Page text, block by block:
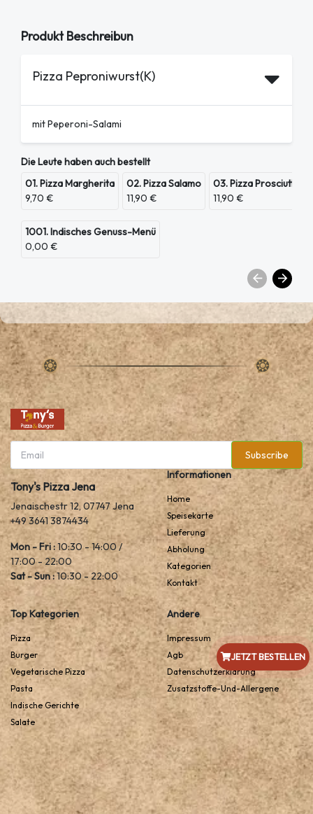
Produkt Beschreibun
Pizza Peproniwurst(K)
mit Peperoni-Salami
Die Leute haben auch bestellt
01. Pizza Margherita
9,70 €
02. Pizza Salamo
11,90 €
03. Pizza Prosciutto
11,90 €
1001. Indisches Genuss-Menü
0,00 €
Subscribe
Tony's Pizza Jena
Jenaischestr 12, 07747 Jena
+49 3641 3874434
Mon - Fri :10:30 - 14:00 /
17:00 - 22:00
Sat - Sun :10:30 - 22:00
Informationen
Home
Speisekarte
Lieferung
Abholung
Kategorien
Kontakt
Top Kategorien
Pizza
Burger
Vegetarische Pizza
Pasta
Indische Gerichte
Salate
Andere
Impressum
Agb
Datenschutzerklarung
Zusatzstoffe-Und-Allergene
JETZT BESTELLEN